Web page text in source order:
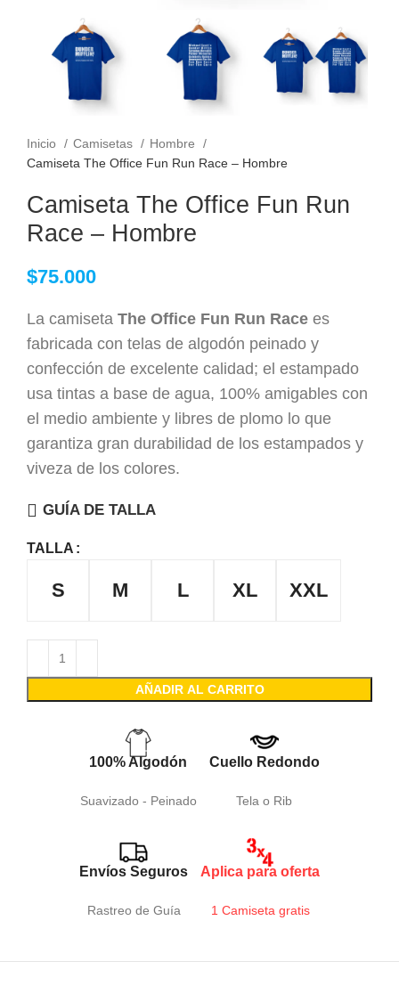
Inicio Camisetas
Hombre
Camiseta The Office Fun Run Race – Hombre
Camiseta The Office Fun Run
Race – Hombre
$75.000
La camiseta The Office Fun Run Race es
fabricada con telas de algodón peinado y
confección de excelente calidad; el estampado
usa tintas a base de agua, 100% amigables con
el medio ambiente y libres de plomo lo que
garantiza gran durabilidad de los estampados y
viveza de los colores.
GUÍA DE TALLA
TALLA
S M L XL XXL
AÑADIR AL CARRITO
100% Algodón
Suavizado - Peinado
Cuello Redondo
Tela o Rib
Envíos Seguros
Rastreo de Guía
Aplica para oferta
1 Camiseta gratis